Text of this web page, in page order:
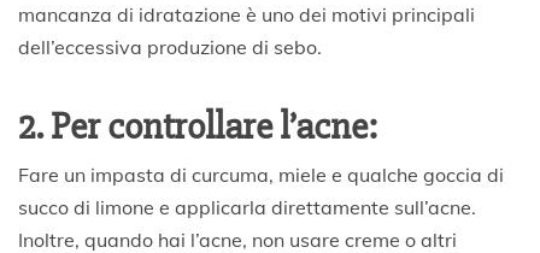
mancanza di idratazione è uno dei motivi principali
dell’eccessiva produzione di sebo.
2. Per controllare l’acne:
Fare un impasta di curcuma, miele e qualche goccia di
succo di limone e applicarla direttamente sull’acne.
Inoltre, quando hai l’acne, non usare creme o altri